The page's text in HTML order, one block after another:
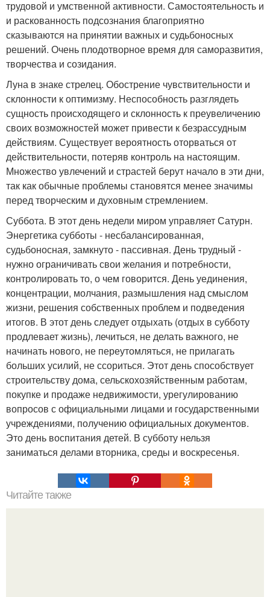
трудовой и умственной активности. Самостоятельность и
и раскованность подсознания благоприятно
сказываются на принятии важных и судьбоносных
решений. Очень плодотворное время для саморазвития,
творчества и созидания.
Луна в знаке стрелец. Обострение чувствительности и
склонности к оптимизму. Неспособность разглядеть
сущность происходящего и склонность к преувеличению
своих возможностей может привести к безрассудным
действиям. Существует вероятность оторваться от
действительности, потеряв контроль на настоящим.
Множество увлечений и страстей берут начало в эти дни,
так как обычные проблемы становятся менее значимы
перед творческим и духовным стремлением.
Суббота. В этот день недели миром управляет Сатурн.
Энергетика субботы - несбалансированная,
судьбоносная, замкнуто - пассивная. День трудный -
нужно ограничивать свои желания и потребности,
контролировать то, о чем говорится. День уединения,
концентрации, молчания, размышления над смыслом
жизни, решения собственных проблем и подведения
итогов. В этот день следует отдыхать (отдых в субботу
продлевает жизнь), лечиться, не делать важного, не
начинать нового, не переутомляться, не прилагать
больших усилий, не ссориться. Этот день способствует
строительству дома, сельскохозяйственным работам,
покупке и продаже недвижимости, урегулированию
вопросов с официальными лицами и государственными
учреждениями, получению официальных документов.
Это день воспитания детей. В субботу нельзя
заниматься делами вторника, среды и воскресенья.
Читайте также